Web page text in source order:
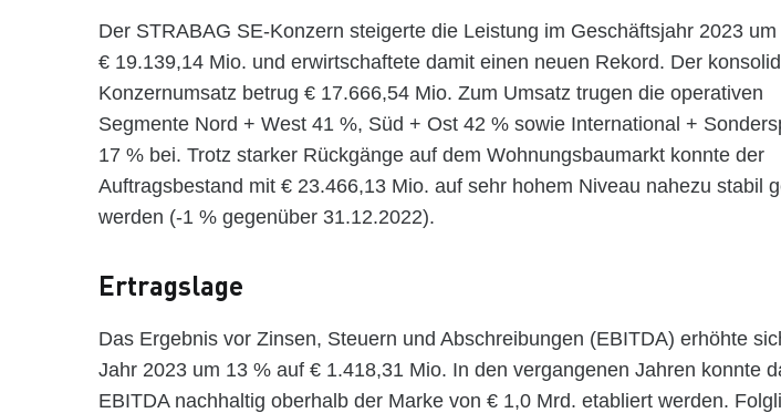
Der STRABAG SE-Konzern steigerte die Leistung im Geschäftsjahr 2023
€ 19.139,14 Mio. und erwirtschaftete damit einen neuen Rekord. Der
Konzernumsatz betrug € 17.666,54 Mio. Zum Umsatz trugen die operativen
Segmente Nord + West 41 %, Süd + Ost 42 % sowie International +
17 % bei. Trotz starker Rückgänge auf dem Wohnungsbaumarkt konnte der
Auftragsbestand mit € 23.466,13 Mio. auf sehr hohem Niveau nahezu stabil
werden (-1 % gegenüber 31.12.2022).
Ertragslage
Das Ergebnis vor Zinsen, Steuern und Abschreibungen (EBITDA) erhöhte
Jahr 2023 um 13 % auf € 1.418,31 Mio. In den vergangenen Jahren konnte
EBITDA nachhaltig oberhalb der Marke von € 1,0 Mrd. etabliert werden.